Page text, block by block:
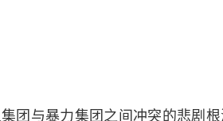
团与暴力集团之间冲突的悲剧